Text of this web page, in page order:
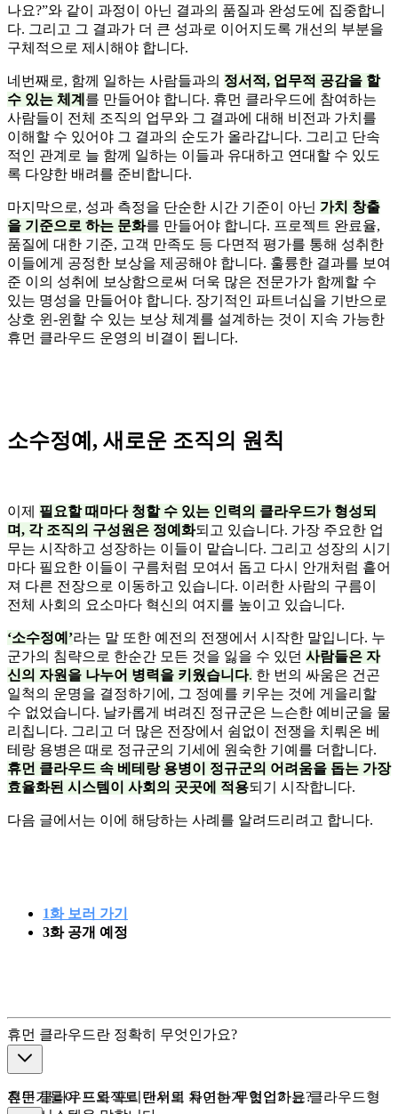
나요?”와 같이 과정이 아닌 결과의 품질과 완성도에 집중합니
다. 그리고 그 결과가 더 큰 성과로 이어지도록 개선의 부분을
구체적으로 제시해야 합니다.
네번째로, 함께 일하는 사람들과의 정서적, 업무적 공감을 할
수 있는 체계 를 만들어야 합니다. 휴먼 클라우드에 참여하는
사람들이 전체 조직의 업무와 그 결과에 대해 비전과 가치를
이해할 수 있어야 그 결과의 순도가 올라갑니다. 그리고 단속
적인 관계로 늘 함께 일하는 이들과 유대하고 연대할 수 있도
록 다양한 배려를 준비합니다.
마지막으로, 성과 측정을 단순한 시간 기준이 아닌 가치 창출
을 기준으로 하는 문화를 만들어야 합니다. 프로젝트 완료율,
품질에 대한 기준, 고객 만족도 등 다면적 평가를 통해 성취한
이들에게 공정한 보상을 제공해야 합니다. 훌륭한 결과를 보여
준 이의 성취에 보상함으로써 더욱 많은 전문가가 함께할 수
있는 명성을 만들어야 합니다. 장기적인 파트너십을 기반으로
상호 윈-윈할 수 있는 보상 체계를 설계하는 것이 지속 가능한
휴먼 클라우드 운영의 비결이 됩니다.
소수정예, 새로운 조직의 원칙
이제 필요할 때마다 청할 수 있는 인력의 클라우드가 형성되
며, 각 조직의 구성원은 정예화되고 있습니다. 가장 주요한 업
무는 시작하고 성장하는 이들이 맡습니다. 그리고 성장의 시기
마다 필요한 이들이 구름처럼 모여서 돕고 다시 안개처럼 흩어
져 다른 전장으로 이동하고 있습니다. 이러한 사람의 구름이
전체 사회의 요소마다 혁신의 여지를 높이고 있습니다.
‘소수정예’라는 말 또한 예전의 전쟁에서 시작한 말입니다. 누
군가의 침략으로 한순간 모든 것을 잃을 수 있던 사람들은 자
신의 자원을 나누어 병력을 키웠습니다. 한 번의 싸움은 건곤
일척의 운명을 결정하기에, 그 정예를 키우는 것에 게을리할
수 없었습니다. 날카롭게 벼려진 정규군은 느슨한 예비군을 물
리칩니다. 그리고 더 많은 전장에서 쉼없이 전쟁을 치뤄온 베
테랑 용병은 때로 정규군의 기세에 원숙한 기예를 더합니다.
휴먼 클라우드 속 베테랑 용병이 정규군의 어려움을 돕는 가장
효율화된 시스템이 사회의 곳곳에 적용되기 시작합니다.
다음 글에서는 이에 해당하는 사례를 알려드리려고 합니다.
1화 보러 가기
3화 공개 예정
휴먼 클라우드란 정확히 무엇인가요?
전문가들이 프로젝트 단위로 유연하게 협업하는 클라우드형
휴먼 클라우드와 프리랜서의 차이는 무엇인가요?